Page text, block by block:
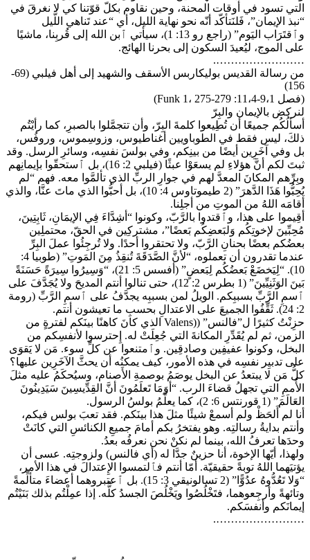
التي تسود في أوقات المحنة، وحين نقاوم بكلّ قوّتنا كي لا نغرقَ في
“نبذ الإيمان”، فَلنَتأكّد أنّه نحو نهاية الليل، أي “عند تَناهي اللَّيل
وٱقتَرَاب اليَوم” (راجع رو 13: 1)، سيأتي ٱبن الله إلى قُربِنا، ماشيًا
على الموج، ليُعيدَ السكون إلى بحرنا الهائج.
…………………….
من رسالة القديس بوليكاربس الأسقف والشهيد إلى أهل فيلبي (69-
156)
(فصل 9،1-11،4: Funk 1، 275-279)
لنركض بالإيمان والبِرّ
أسألُكُم جميعًا أن تُطِيعوا كلمةَ البِرّ، وأن تتجمَّلوا بالصبرِ، كما رأيْتُم
ذلكَ، ليس فقط في الطوباويين أغناطيوس، وزوسِموس، وروفُس،
بل وفي آخَرِين أيضًا من بينِكم، وفي بولسَ نفسِه، وسائرِ الرسل. وقد
ثبتَ لكم أنَّ هؤلاءِ لم يسعَوْا عبثًا (فيلبي 2: 16)، بل ٱستحقّوا بإيمانِهم
وبِرِّهم المكانَ المعدَّ لهم في جوارِ الربِّ الذي تألمَّوا معه. فهم “لم
يُحِبُّوا هَذَا الدَّهرَ” (2 طيموتاوس 4: 10)، بل أحبُّوا الذي ماتَ عنَّا، والذي
أقامَه اللهُ من الموتِ من أجلِنا.
أقِيموا على هذا، وٱقتدوا بالرَّبّ، وكونوا “أشِدَّاءَ فِي الإيمَانِ، ثَابِتِينَ،
مُحِبِّينَ لإخوتِكُم وَلبَعضِكُم بَعضًا”، مشتركِين في الحقّ، محتملِين
بعضُكم بعضًا بحنانِ الرَّبّ، ولا تحتقروا أحدًا. ولا تُرجِئُوا عملَ البِرِّ
عندما تقدرون أن تعملوه، “لأنَّ الصَّدَقَةَ تُنقِذُ مِنَ المَوتِ” (طوبيا 4:
10). “لِيَخضَعْ بَعضُكُم لِبَعضٍ” (أفسس 5: 21)، “وَسِيرُوا سِيرَةً حَسَنَةً
بَينَ الوَثَنِيِّينَ” (1 بطرس 2: 12)، حتى تنالوا أنتم المديحَ ولا يُجَدَّفَ على
ٱسمِ الرَّبِّ بسببِكم. الويلُ لمن بسببِه يجدَّفُ على ٱسمِ الرَّبِّ (رومة
2: 24). ثَقِّفُوا الجميعَ على الاعتدالِ بحسبِ ما تعيشون أنتم.
حزِنْتُ كثيرًا ل”فالنس” ((Valens الذي كانَ كاهنًا بينَكم لفترةٍ من
الزمن، ثم لم يُقَدِّرِ المكانةَ التي جُعِلَتْ له. إِحترسوا لأنفسِكم من
البخل، وكونوا عفيفِين وصادقِين. وٱمتنعوا عن كلِّ سوء. مَن لا يَقوَى
على تدبيِر نفسِه في هذه الأمور، كيف يمكنُه أن يحثَّ الآخَرِين عليها؟
كلُّ مَن لا يبتعدُ عن البخل يوصَمُ بوصمةِ الأَصنام، وسيُحكَمُ عليه مثلَ
الأُممِ التي تجهلُ قضاءَ الرب. “أوَمَا تَعلَمُونَ أنَّ القِدِّيسِينَ سَيَدِينُونَ
العَالَمَ” (1 قورنتس 6: 2)، كما يعلِّمُ بولسُ الرسول.
أنا لم أَلحَظْ ولم أسمعْ شيئًا مثلَ هذا بينَكم. فقد تعبَ بولس فيكم،
وأنتم بدايةُ رسالتِه. وهو يفتخرُ بكم أمامَ جميعِ الكنائسِ التي كانَتْ
وحدَها تعرفُ الله، بينما لم نكنْ نحن نعرفُه بعدُ.
ولهذا، أيّها الإخوة، أنا حزينٌ جدَّا له (أي فالنس) ولزوجتِه. عسى أن
يؤتيَهما اللهُ توبةً حقيقيّة. أمّا أنتم فٱلتمسوا الإِعتدالَ في هذا الأمر،
“وَلا تَعُدُّوهُ عدُوًّا” (2 تسالونيقي 3: 15). بل ٱعتبروهما أعضاءَ متألِّمةً
وتائهةً وأرجِعوهما، فتَخْلُصُوا ويَخْلُصَ الجسدُ كلُّه. إذا عمِلْتُم بذلك بَنَيْتُم
إيمانَكم وأنفسَكم.
…………………….